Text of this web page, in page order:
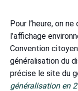
Pour l’heure, on
l’affichage
Convention
généralisation du
précise le site du
généralisation en